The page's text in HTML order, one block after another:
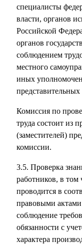
специалисты
власти, органов
Российской
органов
соблюдением
местного
иных
представительных
Комиссия по
труда состоит из
(заместителей)
комиссии.
3.5. Проверка
работников, в том
проводится в
правовыми актами
соблюдение
обязанности с
характера